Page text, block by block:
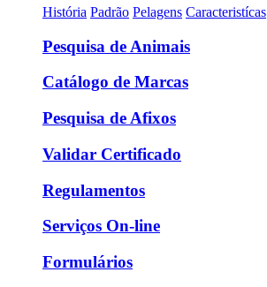
História Padrão Pelagens Caracteristícas
Pesquisa de Animais
Catálogo de Marcas
Pesquisa de Afixos
Validar Certificado
Regulamentos
Serviços On-line
Formulários